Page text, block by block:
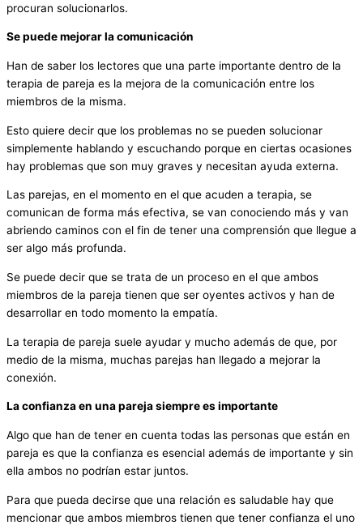
procuran solucionarlos.
Se puede mejorar la comunicación
Han de saber los lectores que una parte importante dentro de la
terapia de pareja es la mejora de la comunicación entre los
miembros de la misma.
Esto quiere decir que los problemas no se pueden solucionar
simplemente hablando y escuchando porque en ciertas ocasiones
hay problemas que son muy graves y necesitan ayuda externa.
Las parejas, en el momento en el que acuden a terapia, se
comunican de forma más efectiva, se van conociendo más y van
abriendo caminos con el fin de tener una comprensión que llegue a
ser algo más profunda.
Se puede decir que se trata de un proceso en el que ambos
miembros de la pareja tienen que ser oyentes activos y han de
desarrollar en todo momento la empatía.
La terapia de pareja suele ayudar y mucho además de que, por
medio de la misma, muchas parejas han llegado a mejorar la
conexión.
La confianza en una pareja siempre es importante
Algo que han de tener en cuenta todas las personas que están en
pareja es que la confianza es esencial además de importante y sin
ella ambos no podrían estar juntos.
Para que pueda decirse que una relación es saludable hay que
mencionar que ambos miembros tienen que tener confianza el uno